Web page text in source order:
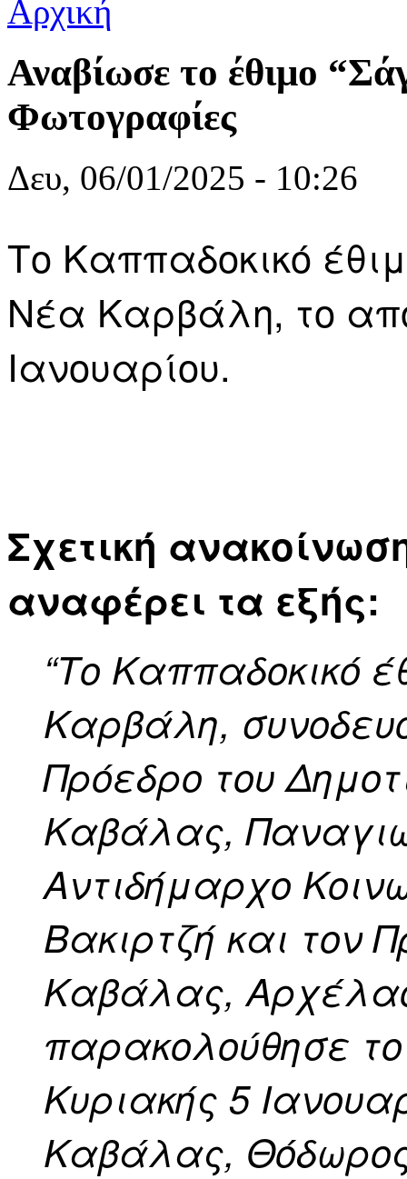
Αρχική
Αναβίωσε το έθιμο
Φωτογραφίες
Δευ, 06/01/2025 - 10:26
Το Καππαδοκικό
Νέα Καρβάλη, το
Ιανουαρίου.
Σχετική
αναφέρει τα εξής:
“Το Καππαδοκικό
Καρβάλη,
Πρόεδρο του
Καβάλας,
Αντιδήμαρχο
Βακιρτζή και τον
Καβάλας,
παρακολούθησε
Κυριακής 5
Καβάλας,